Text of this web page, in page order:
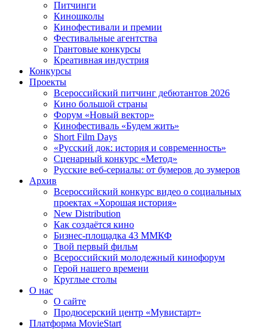
Питчинги
Киношколы
Кинофестивали и премии
Фестивальные агентства
Грантовые конкурсы
Креативная индустрия
Конкурсы
Проекты
Всероссийский питчинг дебютантов 2026
Кино большой страны
Форум «Новый вектор»
Кинофестиваль «Будем жить»
Short Film Days
«Русский док: история и современность»
Сценарный конкурс «Метод»
Русские веб-сериалы: от бумеров до зумеров
Архив
Всероссийский конкурс видео о социальных
проектах «Хорошая история»
New Distribution
Как создаётся кино
Бизнес-площадка 43 ММКФ
Твой первый фильм
Всероссийский молодежный кинофорум
Герой нашего времени
Круглые столы
О нас
О сайте
Продюсерский центр «Мувистарт»
Платформа MovieStart